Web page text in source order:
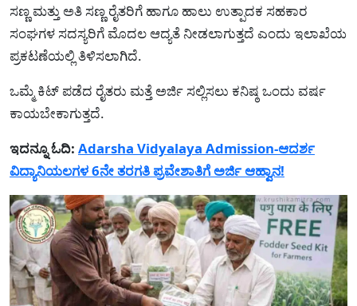
ಸಣ್ಣ ಮತ್ತು ಅತಿ ಸಣ್ಣ ರೈತರಿಗೆ ಹಾಗೂ ಹಾಲು ಉತ್ಪಾದಕ ಸಹಕಾರ
ಸಂಘಗಳ ಸದಸ್ಯರಿಗೆ ಮೊದಲ ಆದ್ಯತೆ ನೀಡಲಾಗುತ್ತದೆ ಎಂದು ಇಲಾಖೆಯ
ಪ್ರಕಟಣೆಯಲ್ಲಿ ತಿಳಿಸಲಾಗಿದೆ.
ಒಮ್ಮೆ ಕಿಟ್ ಪಡೆದ ರೈತರು ಮತ್ತೆ ಅರ್ಜಿ ಸಲ್ಲಿಸಲು ಕನಿಷ್ಠ ಒಂದು ವರ್ಷ
ಕಾಯಬೇಕಾಗುತ್ತದೆ.
ಇದನ್ನೂ ಓದಿ: Adarsha Vidyalaya Admission-ಆದರ್ಶ
ವಿದ್ಯಾನಿಯಲಗಳ 6ನೇ ತರಗತಿ ಪ್ರವೇಶಾತಿಗೆ ಅರ್ಜಿ ಆಹ್ವಾನ!